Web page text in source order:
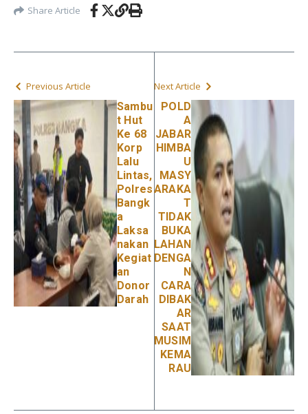
Share Article
Previous Article
Sambu
t Hut
Ke 68
Korp
Lalu
Lintas,
Polres
Bangk
a
Laksa
nakan
Kegiat
an
Donor
Darah
Next Article
POLD
A
JABAR
HIMBA
U
MASY
ARAKA
T
TIDAK
BUKA
LAHAN
DENGA
N
CARA
DIBAK
AR
SAAT
MUSIM
KEMA
RAU